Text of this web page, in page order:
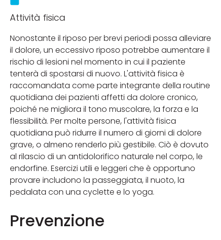
Attività fisica
Nonostante il riposo per brevi periodi possa alleviare
il dolore, un eccessivo riposo potrebbe aumentare il
rischio di lesioni nel momento in cui il paziente
tenterà di spostarsi di nuovo. L'attività fisica è
raccomandata come parte integrante della routine
quotidiana dei pazienti affetti da dolore cronico,
poiché ne migliora il tono muscolare, la forza e la
flessibilità. Per molte persone, l'attività fisica
quotidiana può ridurre il numero di giorni di dolore
grave, o almeno renderlo più gestibile. Ciò è dovuto
al rilascio di un antidolorifico naturale nel corpo, le
endorfine. Esercizi utili e leggeri che è opportuno
provare includono la passeggiata, il nuoto, la
pedalata con una cyclette e lo yoga.
Prevenzione